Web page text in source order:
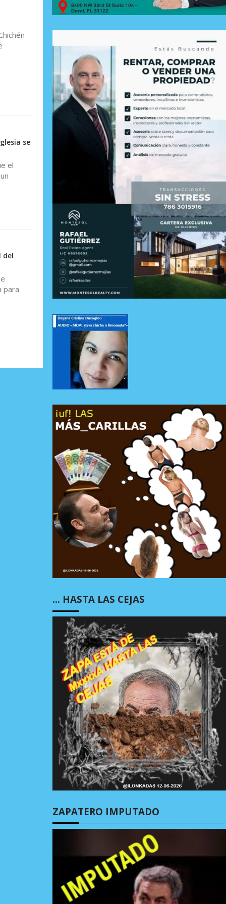
se
el
del
para
… HASTA LAS CEJAS
ZAPATERO IMPUTADO